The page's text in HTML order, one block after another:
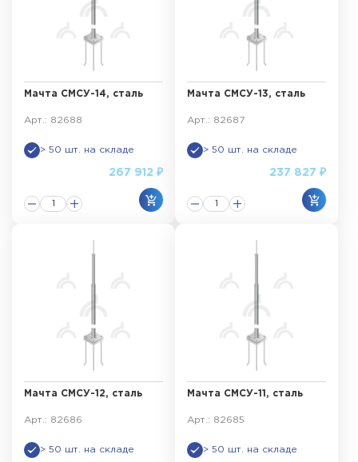
Мачта СМСУ-14, сталь
Арт.: 82688
> 50 шт. на складе
267 912 ₽
Мачта СМСУ-13, сталь
Арт.: 82687
> 50 шт. на складе
237 827 ₽
Мачта СМСУ-12, сталь
Арт.: 82686
> 50 шт. на складе
Мачта СМСУ-11, сталь
Арт.: 82685
> 50 шт. на складе